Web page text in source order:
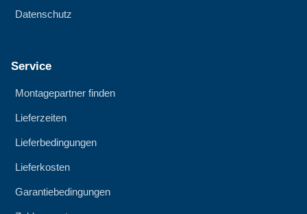
Datenschutz
Service
Montagepartner finden
Lieferzeiten
Lieferbedingungen
Lieferkosten
Garantiebedingungen